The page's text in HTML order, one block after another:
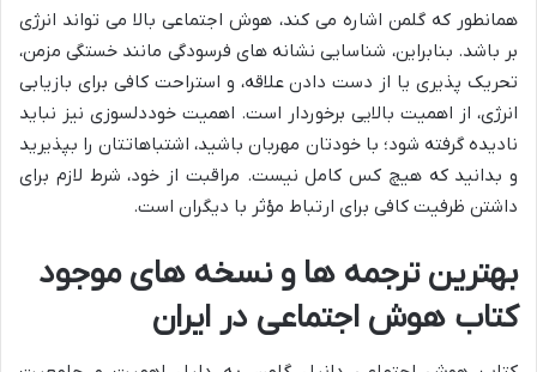
همانطور که گلمن اشاره می کند، هوش اجتماعی بالا می تواند انرژی
بر باشد. بنابراین، شناسایی نشانه های فرسودگی مانند خستگی مزمن،
تحریک پذیری یا از دست دادن علاقه، و استراحت کافی برای بازیابی
انرژی، از اهمیت بالایی برخوردار است. اهمیت خوددلسوزی نیز نباید
نادیده گرفته شود؛ با خودتان مهربان باشید، اشتباهاتتان را بپذیرید
و بدانید که هیچ کس کامل نیست. مراقبت از خود، شرط لازم برای
داشتن ظرفیت کافی برای ارتباط مؤثر با دیگران است.
بهترین ترجمه ها و نسخه های موجود
کتاب هوش اجتماعی در ایران